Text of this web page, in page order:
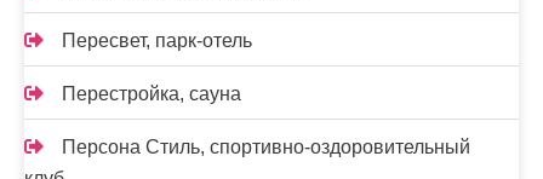
Пересвет, парк-отель
Перестройка, сауна
Персона Стиль, спортивно-оздоровительный